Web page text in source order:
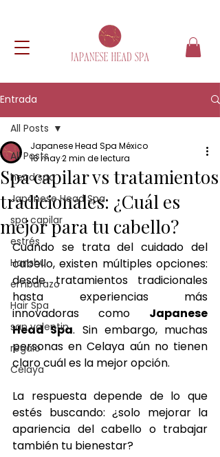
Entrada
All Posts
head spa
Japanese Head Spa
spa capilar
estrés
Hanshu
embarazo
Hair Spa
san valentin
regalo
Celaya
All Posts
Spa capilar vs tratamientos
tradicionales: ¿Cuál es
mejor para tu cabello?
Japanese Head Spa México
16 may2 min de lectura
Cuando se trata del cuidado del
cabello, existen múltiples opciones:
desde tratamientos tradicionales
hasta experiencias más
innovadoras como Japanese
Head Spa. Sin embargo, muchas
personas en Celaya aún no tienen
claro cuál es la mejor opción.
La respuesta depende de lo que
estés buscando: ¿solo mejorar la
apariencia del cabello o trabajar
también tu bienestar?